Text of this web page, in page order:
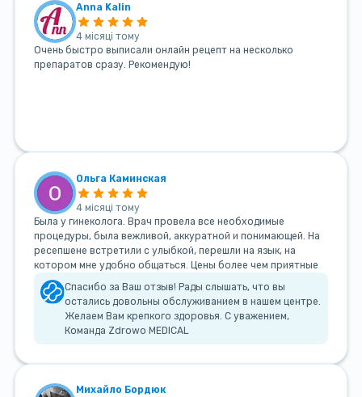
Anna Kalin
4 місяці тому
Очень быстро выписали онлайн рецепт на несколько
препаратов сразу. Рекомендую!
Ольга Каминская
4 місяці тому
Была у гинеколога. Врач провела все необходимые
процедуры, была вежливой, аккуратной и понимающей. На
ресепшене встретили с улыбкой, перешли на язык, на
котором мне удобно общаться. Цены более чем приятные
Спасибо за Ваш отзыв! Рады слышать, что вы
остались довольны обслуживанием в нашем центре.
Желаем Вам крепкого здоровья. С уважением,
Команда Zdrowo MEDICAL
Михайло Бордюк